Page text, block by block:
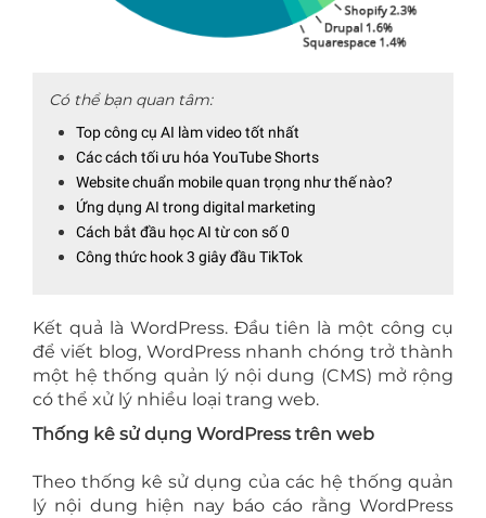
Có thể bạn quan tâm:
Top công cụ AI làm video tốt nhất
Các cách tối ưu hóa YouTube Shorts
Website chuẩn mobile quan trọng như thế nào?
Ứng dụng AI trong digital marketing
Cách bắt đầu học AI từ con số 0
Công thức hook 3 giây đầu TikTok
Kết quả là WordPress. Đầu tiên là một công cụ
để viết blog, WordPress nhanh chóng trở thành
một hệ thống quản lý nội dung (CMS) mở rộng
có thể xử lý nhiều loại trang web.
Thống kê sử dụng WordPress trên web
Theo thống kê sử dụng của các hệ thống quản
lý nội dung hiện nay báo cáo rằng WordPress